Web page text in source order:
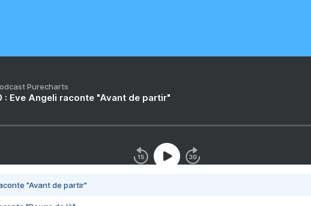
Purecharts
: Eve Angeli raconte "Avant de partir"
"Avant de partir"